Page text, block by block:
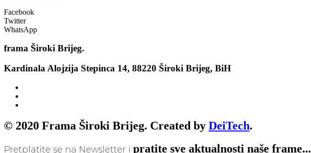
Facebook
Twitter
WhatsApp
frama Široki Brijeg.
Kardinala Alojzija Stepinca 14, 88220 Široki Brijeg, BiH
© 2020 Frama Široki Brijeg. Created by DeiTech.
Pretplatite se na Newsletter i pratite sve aktualnosti naše frame...